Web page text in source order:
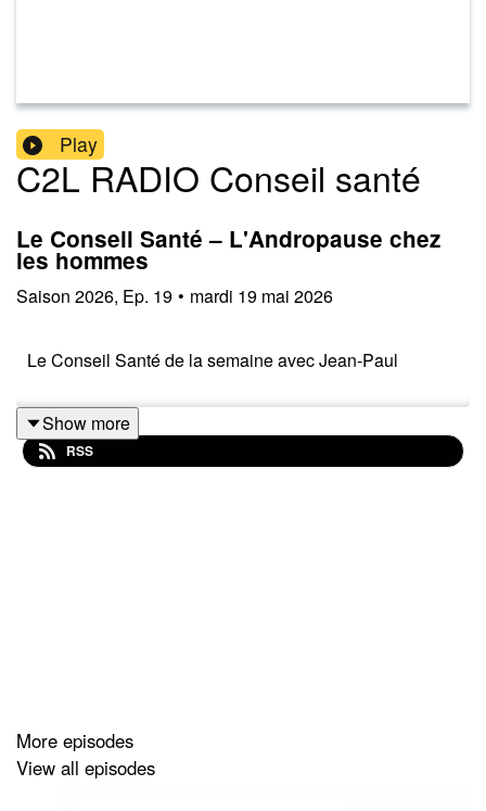
Play
C2L RADIO Conseil santé
Le Conseil Santé – L'Andropause chez
les hommes
Saison 2026, Ep. 19 • mardi 19 mai 2026
Le Conseil Santé de la semaine avec Jean-Paul
Show more
RSS
More episodes
View all episodes